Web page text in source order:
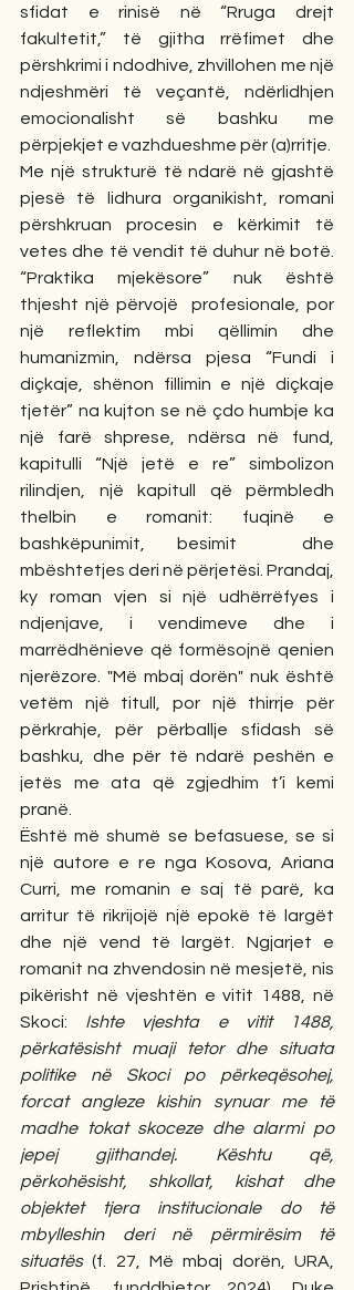
sfidat e rinisë në “Rruga drejt
fakultetit,” të gjitha rrëfimet dhe
përshkrimi i ndodhive, zhvillohen me një
ndjeshmëri të veçantë, ndërlidhjen
emocionalisht së bashku me
përpjekjet e vazhdueshme për (a)rritje.
Me një strukturë të ndarë në gjashtë
pjesë të lidhura organikisht, romani
përshkruan procesin e kërkimit të
vetes dhe të vendit të duhur në botë.
“Praktika mjekësore” nuk është
thjesht një përvojë  profesionale, por
një reflektim mbi qëllimin dhe
humanizmin, ndërsa pjesa “Fundi i
diçkaje, shënon fillimin e një diçkaje
tjetër” na kujton se në çdo humbje ka
një farë shprese, ndërsa në fund,
kapitulli “Një jetë e re” simbolizon
rilindjen, një kapitull që përmbledh
thelbin e romanit: fuqinë e
bashkëpunimit, besimit  dhe
mbështetjes deri në përjetësi. Prandaj,
ky roman vjen si një udhërrëfyes i
ndjenjave, i vendimeve dhe i
marrëdhënieve që formësojnë qenien
njerëzore. "Më mbaj dorën" nuk është
vetëm një titull, por një thirrje për
përkrahje, për përballje sfidash së
bashku, dhe për të ndarë peshën e
jetës me ata që zgjedhim t’i kemi
pranë.
Është më shumë se befasuese, se si
një autore e re nga Kosova, Ariana
Curri, me romanin e saj të parë, ka
arritur të rikrijojë një epokë të largët
dhe një vend të largët. Ngjarjet e
romanit na zhvendosin në mesjetë, nis
pikërisht në vjeshtën e vitit 1488, në
Skoci: Ishte vjeshta e vitit 1488,
përkatësisht muaji tetor dhe situata
politike në Skoci po përkeqësohej,
forcat angleze kishin synuar me të
madhe tokat skoceze dhe alarmi po
jepej gjithandej. Kështu që,
përkohësisht, shkollat, kishat dhe
objektet tjera institucionale do të
mbylleshin deri në përmirësim të
situatës (f. 27, Më mbaj dorën, URA,